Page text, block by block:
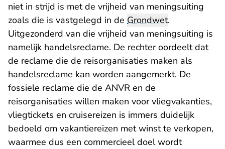
niet in strijd is met de vrijheid van meningsuiting
zoals die is vastgelegd in de Grondwet.
Uitgezonderd van die vrijheid van meningsuiting is
namelijk handelsreclame. De rechter oordeelt dat
de reclame die de reisorganisaties maken als
handelsreclame kan worden aangemerkt. De
fossiele reclame die de ANVR en de
reisorganisaties willen maken voor vliegvakanties,
vliegtickets en cruisereizen is immers duidelijk
bedoeld om vakantiereizen met winst te verkopen,
waarmee dus een commercieel doel wordt